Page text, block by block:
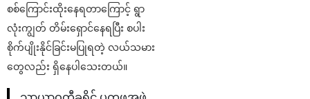
စစ်ကြောင်းထိုးနေရတာကြောင့် ရွာ
လုံးကျွတ် တိမ်းရှောင်နေရပြီး စပါး
စိုက်ပျိုးနိုင်ခြင်းမပြုရတဲ့ လယ်သမား
တွေလည်း ရှိနေပါသေးတယ်။